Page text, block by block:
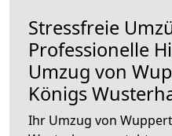
Stressfreie
Professionelle
Umzug von
Königs
Ihr Umzug von